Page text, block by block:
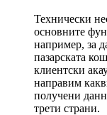
Технически
основните
например, за
пазарската
клиентски
направим
получени
трети страни.